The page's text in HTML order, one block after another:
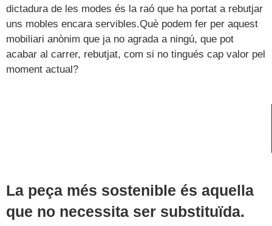
dictadura de les modes és la raó que ha portat a rebutjar
uns mobles encara servibles.Què podem fer per aquest
mobiliari anònim que ja no agrada a ningú, que pot
acabar al carrer, rebutjat, com si no tingués cap valor pel
moment actual?
La peça més sostenible és aquella
que no necessita ser substituïda.